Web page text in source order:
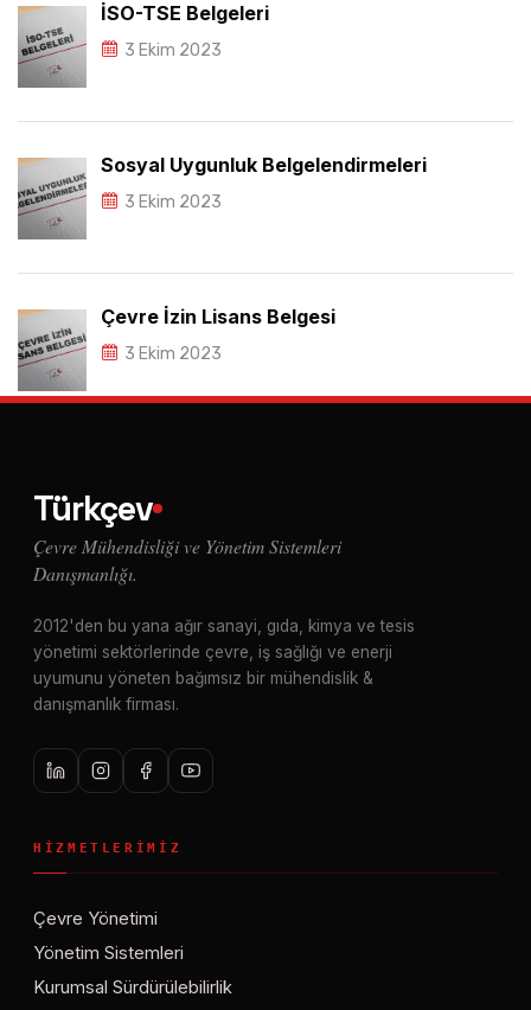
İSO-TSE Belgeleri
3 Ekim 2023
Sosyal Uygunluk Belgelendirmeleri
3 Ekim 2023
Çevre İzin Lisans Belgesi
3 Ekim 2023
Türkçev
Çevre Mühendisliği ve Yönetim Sistemleri
Danışmanlığı.
2012'den bu yana ağır sanayi, gıda, kimya ve tesis
yönetimi sektörlerinde çevre, iş sağlığı ve enerji
uyumunu yöneten bağımsız bir mühendislik &
danışmanlık firması.
HIZMETLERIMIZ
Çevre Yönetimi
Yönetim Sistemleri
Kurumsal Sürdürülebilirlik